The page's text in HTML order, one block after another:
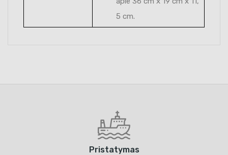
5 cm.
Pristatymas